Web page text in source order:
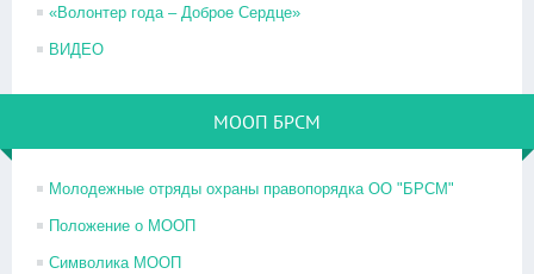
«Волонтер года – Доброе Сердце»
ВИДЕО
МООП БРСМ
Молодежные отряды охраны правопорядка ОО "БРСМ"
Положение о МООП
Символика МООП